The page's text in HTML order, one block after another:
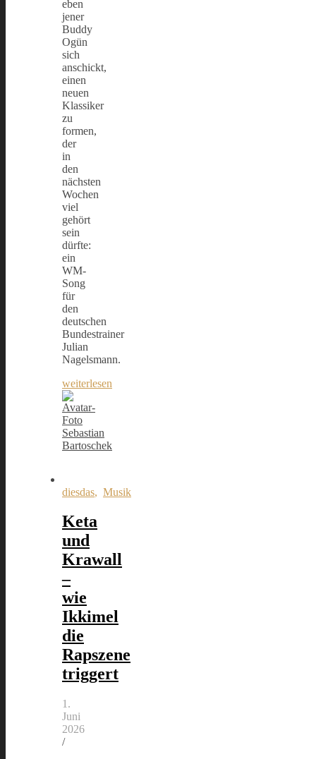
eben
jener
Buddy
Ogün
sich
anschickt,
einen
neuen
Klassiker
zu
formen,
der
in
den
nächsten
Wochen
viel
gehört
sein
dürfte:
ein
WM-
Song
für
den
deutschen
Bundestrainer
Julian
Nagelsmann.
weiterlesen
Sebastian
Bartoschek
diesdas, Musik
Keta
und
Krawall
–
wie
Ikkimel
die
Rapszene
triggert
1.
Juni
2026
/